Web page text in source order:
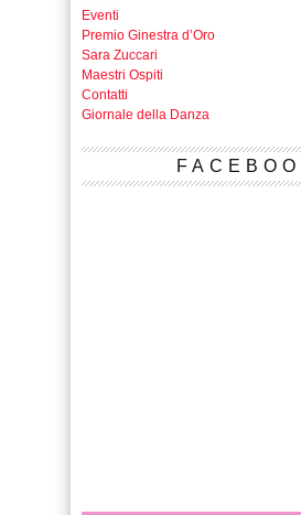
Contatti
Giornale della Danza